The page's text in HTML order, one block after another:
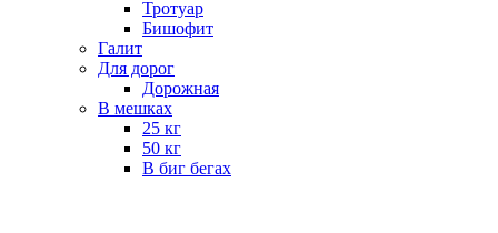
Тротуар
Бишофит
Галит
Для дорог
Дорожная
В мешках
25 кг
50 кг
В биг бегах